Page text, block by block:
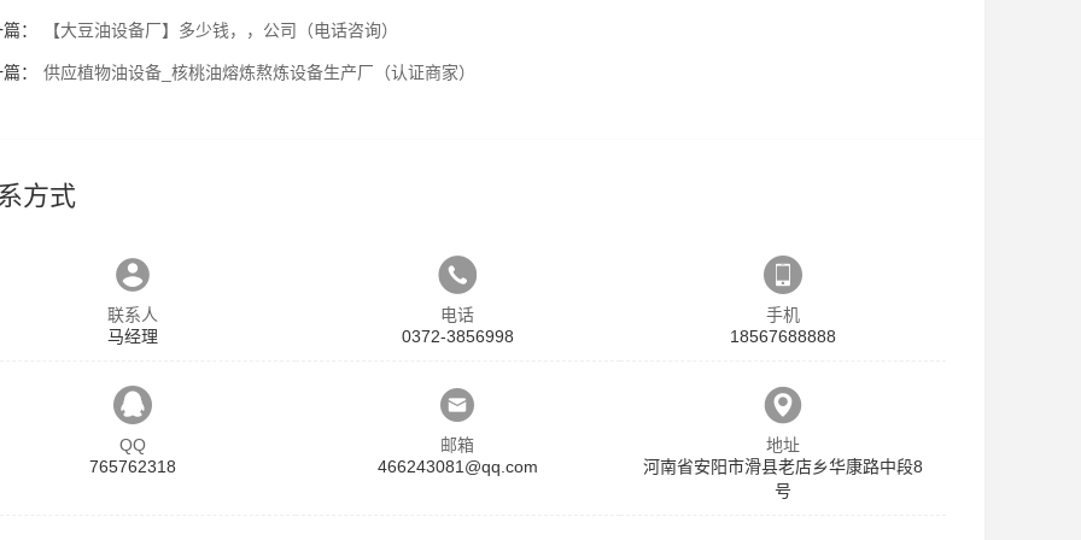
： 【大豆油设备厂】多少钱，，公司（电话咨询）
： 供应植物油设备_核桃油熔炼熬炼设备生产厂（认证商家）
方式
联系人
马经理
电话
0372-3856998
手机
18567688888
QQ
765762318
邮箱
466243081@qq.com
地址
河南省安阳市滑县老店乡华康路中段8
号